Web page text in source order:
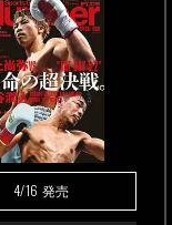
4/16 発売